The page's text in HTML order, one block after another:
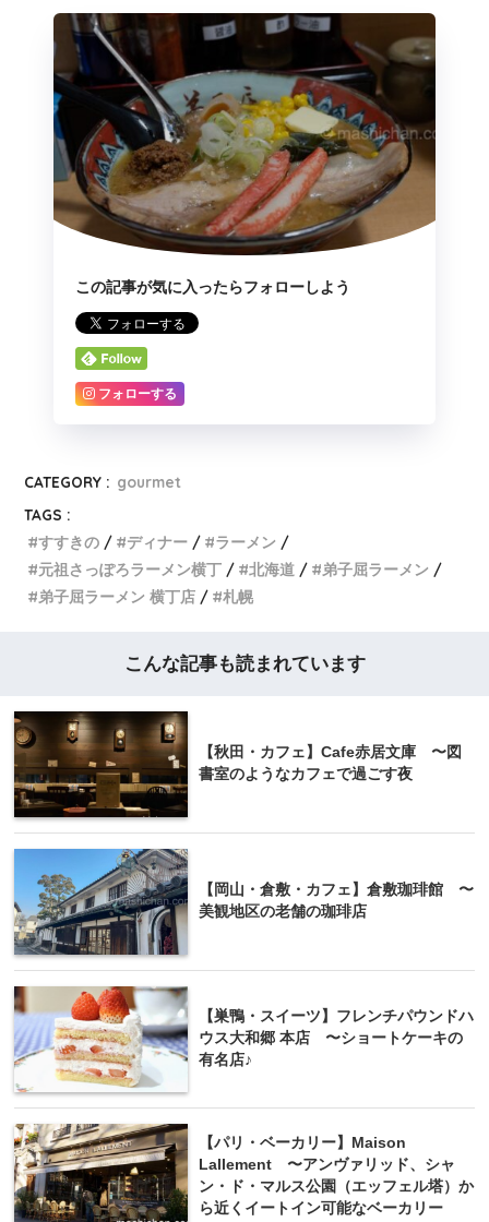
この記事が気に入ったらフォローしよう
フォローする
CATEGORY : gourmet
TAGS :
すすきの
ディナー
ラーメン
元祖さっぽろラーメン横丁
北海道
弟子屈ラーメン
弟子屈ラーメン 横丁店
札幌
こんな記事も読まれています
【秋田・カフェ】Cafe赤居文庫 〜図
書室のようなカフェで過ごす夜
【岡山・倉敷・カフェ】倉敷珈琲館 〜
美観地区の老舗の珈琲店
【巣鴨・スイーツ】フレンチパウンドハ
ウス大和郷 本店 〜ショートケーキの
有名店♪
【パリ・ベーカリー】Maison
Lallement 〜アンヴァリッド、シャ
ン・ド・マルス公園（エッフェル塔）か
ら近くイートイン可能なベーカリー